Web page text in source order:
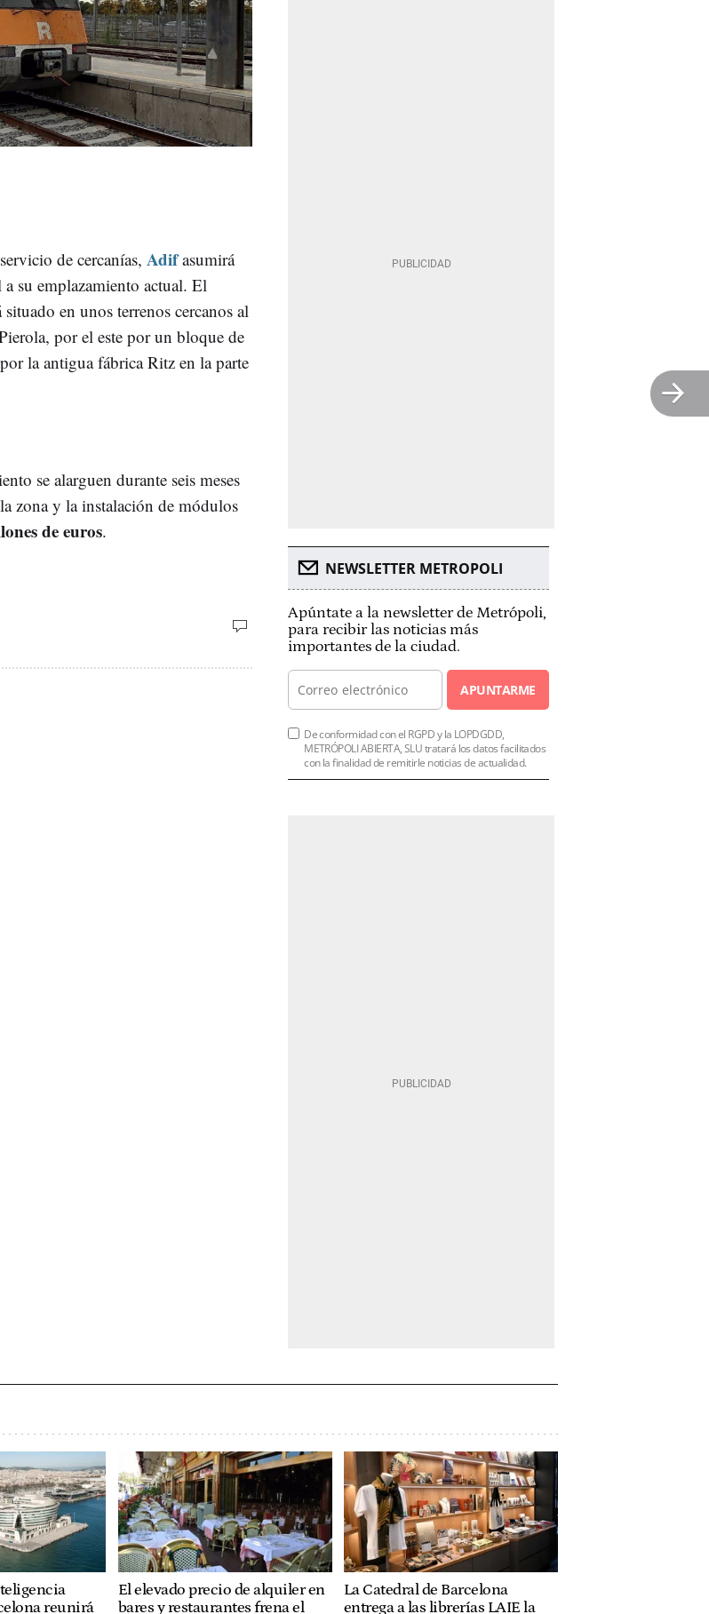
de cercanías, Adifasumirá
su emplazamiento actual. El
en unos terrenos cercanos al
por el este por un bloque de
la antigua fábrica Ritz en la parte
se alarguen durante seis meses
zona y la instalación de módulos
de euros.
NEWSLETTER METROPOLI
Apúntate a la newsletter de Metrópoli,
para recibir las noticias más
importantes de la ciudad.
APUNTARME
De conformidad con el RGPD y la LOPDGDD,
METRÓPOLI ABIERTA, SLU tratará los datos facilitados
con la finalidad de remitirle noticias de actualidad.
reunirá
El elevado precio de alquiler en
bares y restaurantes frena el
La Catedral de Barcelona
entrega a las librerías LAIE la